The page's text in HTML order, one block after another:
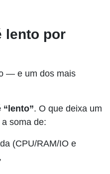
lento por
— e um dos mais
“lento”. O que deixa um
soma de:
(CPU/RAM/IO e